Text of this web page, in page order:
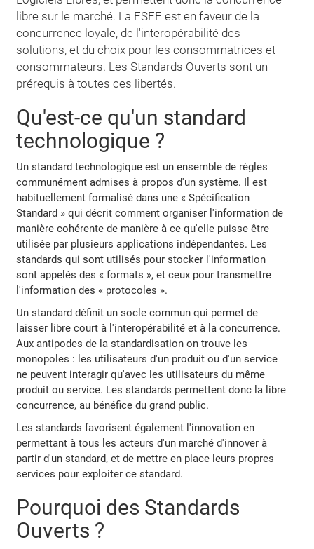
libre sur le marché. La FSFE est en faveur de la
concurrence loyale, de l'interopérabilité des
solutions, et du choix pour les consommatrices et
consommateurs. Les Standards Ouverts sont un
prérequis à toutes ces libertés.
Qu'est-ce qu'un standard
technologique ?
Un standard technologique est un ensemble de règles
communément admises à propos d'un système. Il est
habituellement formalisé dans une « Spécification
Standard » qui décrit comment organiser l'information de
manière cohérente de manière à ce qu'elle puisse être
utilisée par plusieurs applications indépendantes. Les
standards qui sont utilisés pour stocker l'information
sont appelés des « formats », et ceux pour transmettre
l'information des « protocoles ».
Un standard définit un socle commun qui permet de
laisser libre court à l'interopérabilité et à la concurrence.
Aux antipodes de la standardisation on trouve les
monopoles : les utilisateurs d'un produit ou d'un service
ne peuvent interagir qu'avec les utilisateurs du même
produit ou service. Les standards permettent donc la libre
concurrence, au bénéfice du grand public.
Les standards favorisent également l'innovation en
permettant à tous les acteurs d'un marché d'innover à
partir d'un standard, et de mettre en place leurs propres
services pour exploiter ce standard.
Pourquoi des Standards
Ouverts ?